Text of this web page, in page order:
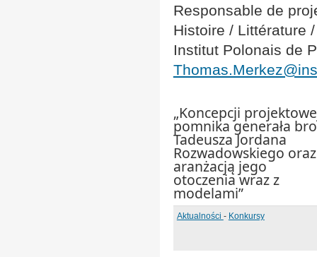
Responsable de
Histoire / Littérature
Institut Polonais de
„Koncepcji
pomnika generała
Tadeusza Jordana
Rozwadowskiego oraz
aranżacją jego
otoczenia wraz z
modelami”
Aktualności - Konkursy